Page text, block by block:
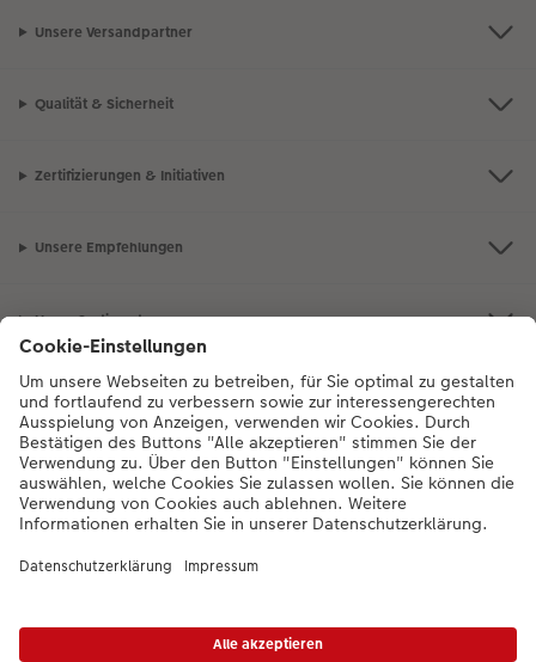
Unsere Versandpartner
Qualität & Sicherheit
Zertifizierungen & Initiativen
Unsere Empfehlungen
Unser Sortiment
Service
Mehr zum CEWE Fotoservice
Bei Fragen zu Produkten oder der Bestellung können Sie uns gern anrufen: